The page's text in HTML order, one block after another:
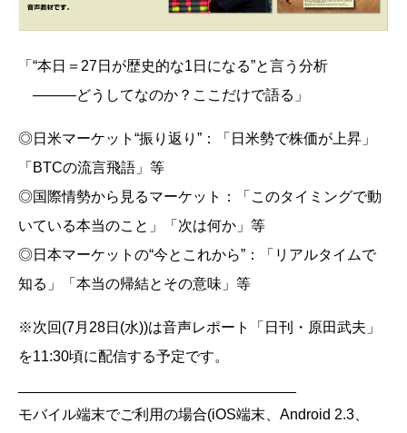
「“本日＝27日が歴史的な1日になる”と言う分析
―――どうしてなのか？ここだけで語る」
◎日米マーケット“振り返り”：「日米勢で株価が上昇」
「BTCの流言飛語」等
◎国際情勢から見るマーケット：「このタイミングで動
いている本当のこと」「次は何か」等
◎日本マーケットの“今とこれから”：「リアルタイムで
知る」「本当の帰結とその意味」等
※次回(7月28日(水))は音声レポート「日刊・原田武夫」
を11:30頃に配信する予定です。
モバイル端末でご利用の場合(iOS端末、Android 2.3、